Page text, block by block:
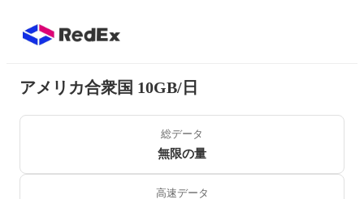
アメリカ合衆国 10GB/日
総データ
無限の量
高速データ